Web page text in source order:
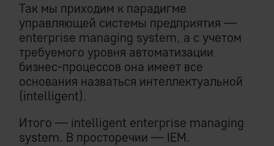
Так мы приходим к парадигме
управляющей системы предприятия —
enterprise managing system, а с учетом
требуемого уровня автоматизации
бизнес-процессов она имеет все
основания назваться интеллектуальной
(intelligent).
Итого — intelligent enterprise managing
system. В просторечии — IEM.